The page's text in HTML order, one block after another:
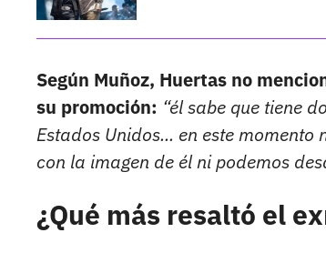
Según Muñoz, Huertas no
su promoción: “él sabe que tiene
Estados Unidos... en este
con la imagen de él ni podemos
¿Qué más resaltó el